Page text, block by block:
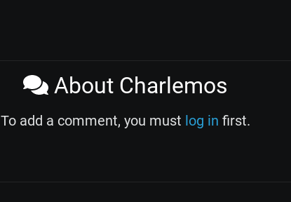
About Charlemos
To add a comment, you must log in first.